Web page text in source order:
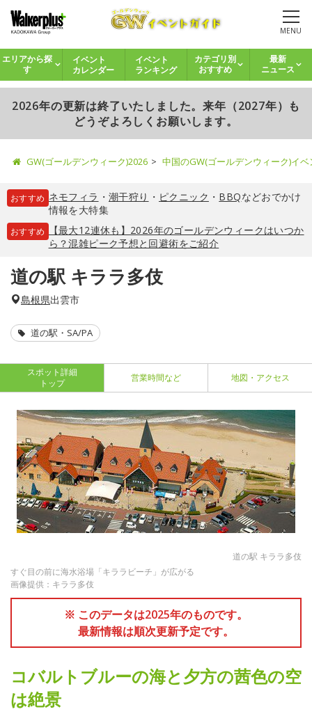
MENU
エリアから探
す
イベント
カレンダー
イベント
ランキング
カテゴリ別
おすすめ
最新
ニュース
2026年の更新は終了いたしました。来年（2027年）も
どうぞよろしくお願いします。
GW(ゴールデンウィーク)2026 中国のGW(ゴールデンウィーク)イ
おすすめ ネモフィラ ・ 潮干狩り ・ ピクニック ・ BBQなどおでかけ
情報を大特集
おすすめ
【最大12連休も】2026年のゴールデンウィークはいつか
ら？混雑ピーク予想と回避術をご紹介
道の駅 キララ多伎
島根県出雲市
道の駅・SA/PA
スポット詳細
トップ
営業時間など 地図・アクセス
道の駅 キララ多伎
すぐ目の前に海水浴場「キララビーチ」が広がる
画像提供：キララ多伎
※ このデータは2025年のものです。
最新情報は順次更新予定です。
コバルトブルーの海と夕方の茜色の空
は絶景